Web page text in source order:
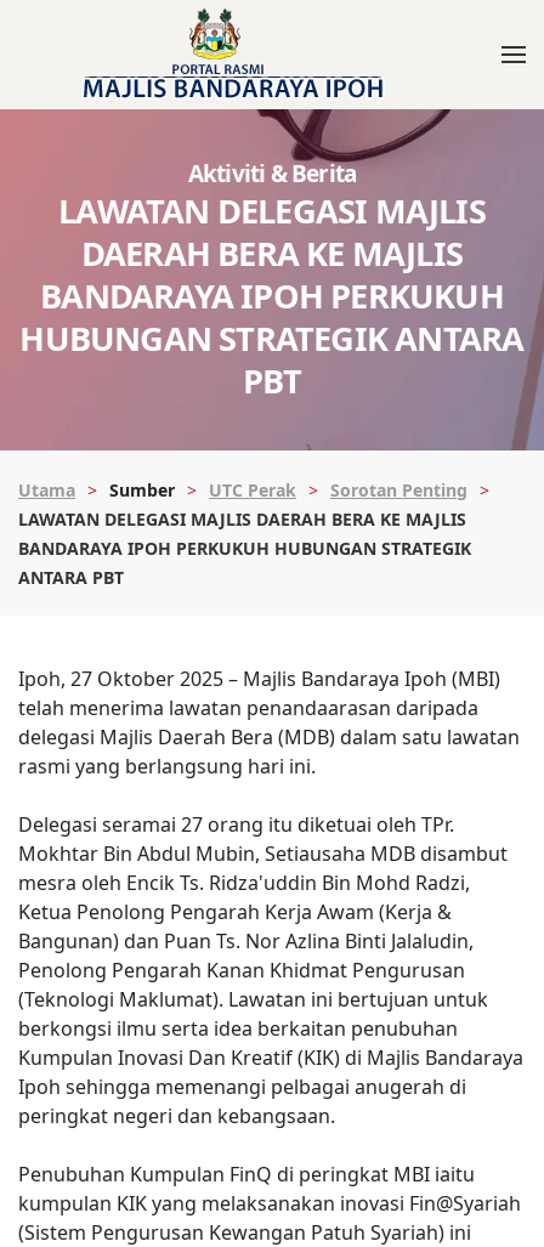
Aktiviti & Berita
LAWATAN DELEGASI MAJLIS
DAERAH BERA KE MAJLIS
BANDARAYA IPOH PERKUKUH
HUBUNGAN STRATEGIK ANTARA
PBT
Utama Sumber UTC Perak
Sorotan Penting
LAWATAN DELEGASI MAJLIS DAERAH BERA KE MAJLIS
BANDARAYA IPOH PERKUKUH HUBUNGAN STRATEGIK
ANTARA PBT
Ipoh, 27 Oktober 2025 – Majlis Bandaraya Ipoh (MBI)
telah menerima lawatan penandaarasan daripada
delegasi Majlis Daerah Bera (MDB) dalam satu lawatan
rasmi yang berlangsung hari ini.
Delegasi seramai 27 orang itu diketuai oleh TPr.
Mokhtar Bin Abdul Mubin, Setiausaha MDB disambut
mesra oleh Encik Ts. Ridza'uddin Bin Mohd Radzi,
Ketua Penolong Pengarah Kerja Awam (Kerja &
Bangunan) dan Puan Ts. Nor Azlina Binti Jalaludin,
Penolong Pengarah Kanan Khidmat Pengurusan
(Teknologi Maklumat). Lawatan ini bertujuan untuk
berkongsi ilmu serta idea berkaitan penubuhan
Kumpulan Inovasi Dan Kreatif (KIK) di Majlis Bandaraya
Ipoh sehingga memenangi pelbagai anugerah di
peringkat negeri dan kebangsaan.
Penubuhan Kumpulan FinQ di peringkat MBI iaitu
kumpulan KIK yang melaksanakan inovasi Fin@Syariah
(Sistem Pengurusan Kewangan Patuh Syariah) ini